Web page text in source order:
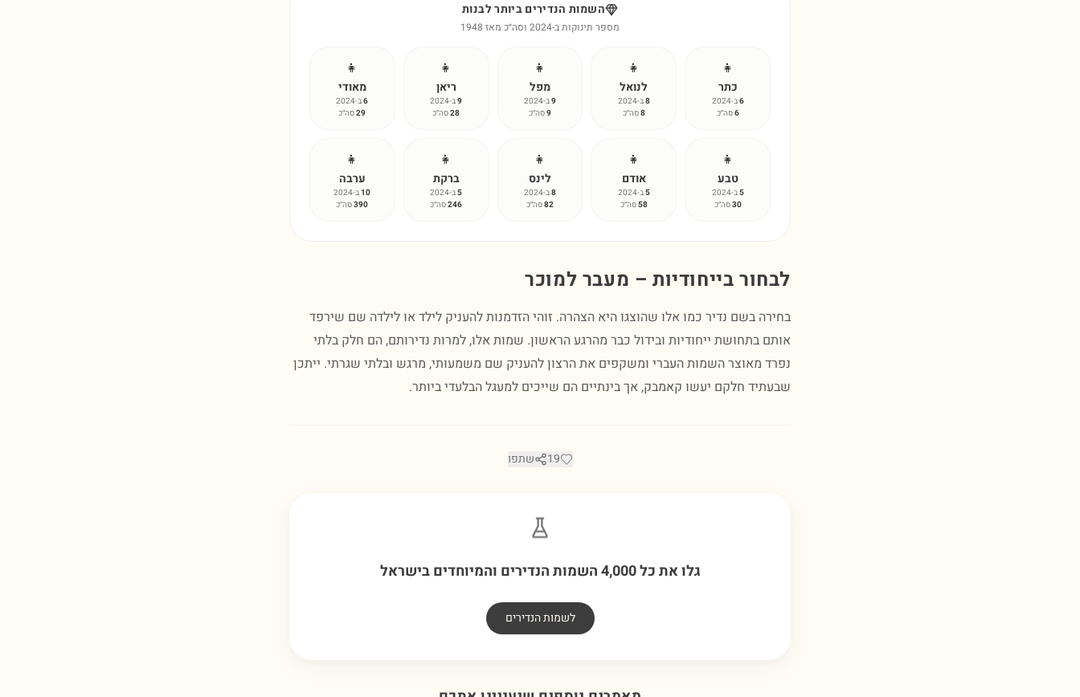
השמות הנדירים ביותר לבנות
מספר תינוקות ב-2024 וסה״כ מאז 1948
👧
כתר
6ב-2024
6סה״כ
👧
לנואל
8ב-2024
8סה״כ
👧
מפל
9ב-2024
9סה״כ
👧
ריאן
9ב-2024
28סה״כ
👧
מאודי
6ב-2024
29סה״כ
👧
טבע
5ב-2024
30סה״כ
👧
אודם
5ב-2024
58סה״כ
👧
לינס
8ב-2024
82סה״כ
👧
ברקת
5ב-2024
246סה״כ
👧
ערבה
10ב-2024
390סה״כ
לבחור בייחודיות – מעבר למוכר
בחירה בשם נדיר כמו אלו שהוצגו היא הצהרה. זוהי הזדמנות להעניק לילד או לילדה שם שירפד
אותם בתחושת ייחודיות ובידול כבר מהרגע הראשון. שמות אלו, למרות נדירותם, הם חלק בלתי
נפרד מאוצר השמות העברי ומשקפים את הרצון להעניק שם משמעותי, מרגש ובלתי שגרתי. ייתכן
שבעתיד חלקם יעשו קאמבק, אך בינתיים הם שייכים למעגל הבלעדי ביותר.
19 שתפו
גלו את כל 4,000 השמות הנדירים והמיוחדים בישראל
לשמות הנדירים